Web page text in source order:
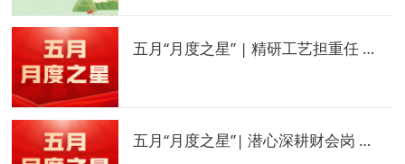
五月“月度之星” | 精研工艺担重任 坚守一线保运维
五月“月度之星”| 潜心深耕财会岗 严谨履职守初心